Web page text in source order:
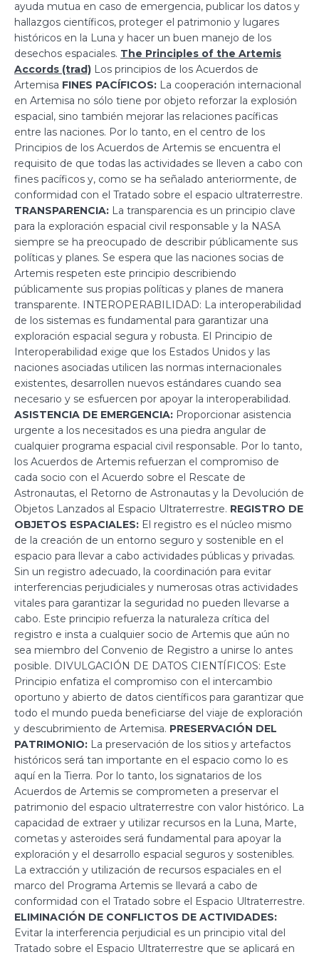
ayuda mutua en caso de emergencia, publicar los datos y
hallazgos científicos, proteger el patrimonio y lugares
históricos en la Luna y hacer un buen manejo de los
desechos espaciales. The Principles of the Artemis
Accords (trad) Los principios de los Acuerdos de
Artemisa FINES PACÍFICOS: La cooperación internacional
en Artemisa no sólo tiene por objeto reforzar la explosión
espacial, sino también mejorar las relaciones pacíficas
entre las naciones. Por lo tanto, en el centro de los
Principios de los Acuerdos de Artemis se encuentra el
requisito de que todas las actividades se lleven a cabo con
fines pacíficos y, como se ha señalado anteriormente, de
conformidad con el Tratado sobre el espacio ultraterrestre.
TRANSPARENCIA: La transparencia es un principio clave
para la exploración espacial civil responsable y la NASA
siempre se ha preocupado de describir públicamente sus
políticas y planes. Se espera que las naciones socias de
Artemis respeten este principio describiendo
públicamente sus propias políticas y planes de manera
transparente. INTEROPERABILIDAD: La interoperabilidad
de los sistemas es fundamental para garantizar una
exploración espacial segura y robusta. El Principio de
Interoperabilidad exige que los Estados Unidos y las
naciones asociadas utilicen las normas internacionales
existentes, desarrollen nuevos estándares cuando sea
necesario y se esfuercen por apoyar la interoperabilidad.
ASISTENCIA DE EMERGENCIA: Proporcionar asistencia
urgente a los necesitados es una piedra angular de
cualquier programa espacial civil responsable. Por lo tanto,
los Acuerdos de Artemis refuerzan el compromiso de
cada socio con el Acuerdo sobre el Rescate de
Astronautas, el Retorno de Astronautas y la Devolución de
Objetos Lanzados al Espacio Ultraterrestre. REGISTRO DE
OBJETOS ESPACIALES: El registro es el núcleo mismo
de la creación de un entorno seguro y sostenible en el
espacio para llevar a cabo actividades públicas y privadas.
Sin un registro adecuado, la coordinación para evitar
interferencias perjudiciales y numerosas otras actividades
vitales para garantizar la seguridad no pueden llevarse a
cabo. Este principio refuerza la naturaleza crítica del
registro e insta a cualquier socio de Artemis que aún no
sea miembro del Convenio de Registro a unirse lo antes
posible. DIVULGACIÓN DE DATOS CIENTÍFICOS: Este
Principio enfatiza el compromiso con el intercambio
oportuno y abierto de datos científicos para garantizar que
todo el mundo pueda beneficiarse del viaje de exploración
y descubrimiento de Artemisa. PRESERVACIÓN DEL
PATRIMONIO: La preservación de los sitios y artefactos
históricos será tan importante en el espacio como lo es
aquí en la Tierra. Por lo tanto, los signatarios de los
Acuerdos de Artemis se comprometen a preservar el
patrimonio del espacio ultraterrestre con valor histórico. La
capacidad de extraer y utilizar recursos en la Luna, Marte,
cometas y asteroides será fundamental para apoyar la
exploración y el desarrollo espacial seguros y sostenibles.
La extracción y utilización de recursos espaciales en el
marco del Programa Artemis se llevará a cabo de
conformidad con el Tratado sobre el Espacio Ultraterrestre.
ELIMINACIÓN DE CONFLICTOS DE ACTIVIDADES:
Evitar la interferencia perjudicial es un principio vital del
Tratado sobre el Espacio Ultraterrestre que se aplicará en